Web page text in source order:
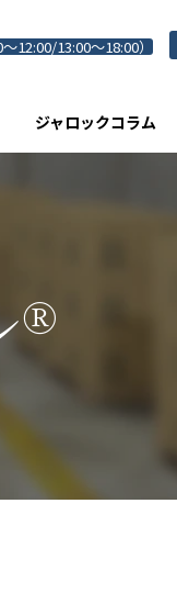
12:00/13:00～18:00）
ジャロックコラム